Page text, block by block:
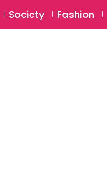
SUBSCRIBE Login
Society Fashion